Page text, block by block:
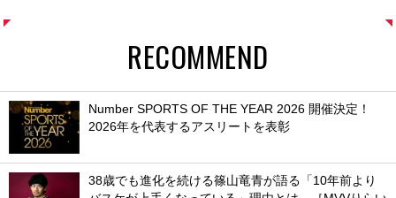
RECOMMEND
Number SPORTS OF THE YEAR 2026 開催決定！
2026年を代表するアスリートを表彰
38歳でも進化を続ける篠山竜青が語る「10年前より